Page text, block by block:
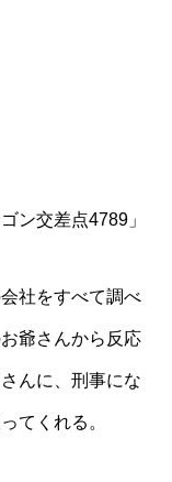
ン交差点4789」
社をすべて調べ
爺さんから反応
んに、刑事にな
てくれる。